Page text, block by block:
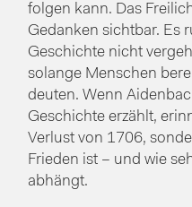
folgen kann. Das
Gedanken sichtbar. Es
Geschichte nicht
solange Menschen
deuten. Wenn
Geschichte erzählt,
Verlust von 1706,
Frieden ist – und wie
abhängt.